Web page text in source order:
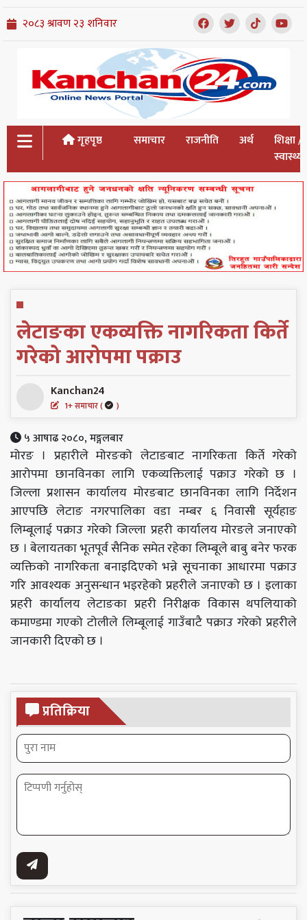
गृहपृष्ठ समाचार राजनीति अर्थ
शिक्षा /
स्वास्थ्य
लेटाङका एकव्यक्ति नागरिकता किर्ते
गरेको आरोपमा पक्राउ
Kanchan24
1+ समाचार ( )
५ आषाढ २०८०, मङ्गलबार
मोरङ । प्रहारीले मोरङको लेटाङबाट नागरिकता किर्ते गरेको
आरोपमा छानविनका लागि एकव्यक्तिलाई पक्राउ गरेको छ ।
जिल्ला प्रशासन कार्यालय मोरङबाट छानविनका लागि निर्देशन
आएपछि लेटाङ नगरपालिका वडा नम्बर ६ निवासी सूर्यहाङ
लिम्बूलाई पक्राउ गरेको जिल्ला प्रहरी कार्यालय मोरङले जनाएको
छ । बेलायतका भूतपूर्व सैनिक समेत रहेका लिम्बूले बाबु बनेर फरक
व्यक्तिको नागरिकता बनाइदिएको भन्ने सूचनाका आधारमा पक्राउ
गरि आवश्यक अनुसन्धान भइरहेको प्रहरीले जनाएको छ । इलाका
प्रहरी कार्यालय लेटाङका प्रहरी निरीक्षक विकास थपलियाको
कमाण्डमा गएको टोलीले लिम्बूलाई गाउँबाटै पक्राउ गरेको प्रहरीले
जानकारी दिएको छ ।
प्रतिक्रिया